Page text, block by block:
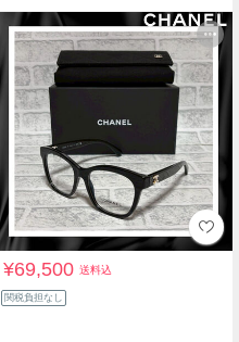
¥69,500送料込
関税負担なし